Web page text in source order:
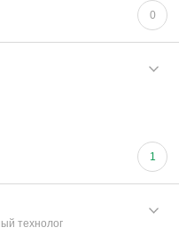
0
1
технолог